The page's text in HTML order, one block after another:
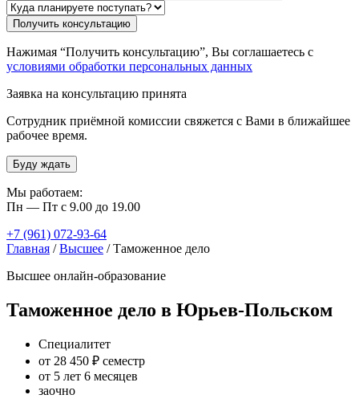
Нажимая “Получить консультацию”, Вы соглашаетесь с
условиями обработки персональных данных
Заявка на консультацию принята
Сотрудник приёмной комиссии свяжется с Вами в ближайшее
рабочее время.
Буду ждать
Мы работаем:
Пн — Пт с 9.00 до 19.00
+7 (961) 072-93-64
Главная / Высшее / Таможенное дело
Высшее онлайн-образование
Таможенное дело в Юрьев-Польском
Специалитет
от 28 450 ₽ семестр
от 5 лет 6 месяцев
заочно